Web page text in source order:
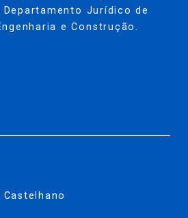
Jurídico de
e Construção.